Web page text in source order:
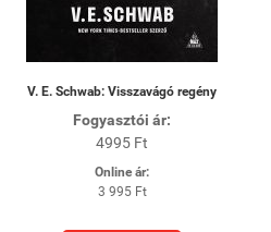
V. E. Schwab: Visszavágó regény
Fogyasztói ár:
4995 Ft
Online ár:
3 995 Ft